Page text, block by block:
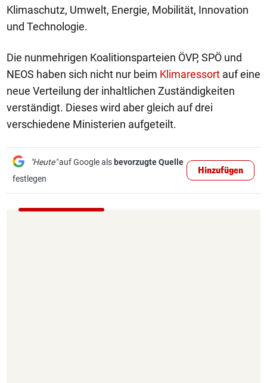
Klimaschutz, Umwelt, Energie, Mobilität, Innovation
und Technologie.
Die nunmehrigen Koalitionsparteien ÖVP, SPÖ und
NEOS haben sich nicht nur beim Klimaressort auf eine
neue Verteilung der inhaltlichen Zuständigkeiten
verständigt. Dieses wird aber gleich auf drei
verschiedene Ministerien aufgeteilt.
"Heute"auf Google als bevorzugte Quelle
festlegen
Hinzufügen